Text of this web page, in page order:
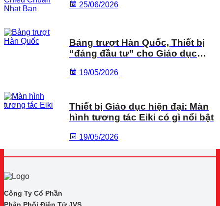
25/06/2026
Bảng trượt Hàn Quốc, Thiết bị
“đáng đầu tư” cho Giáo dục
19/05/2026
Thiết bị Giáo dục hiện đại: Màn
hình tương tác Eiki có gì nổi bật
19/05/2026
Công Ty Cổ Phần